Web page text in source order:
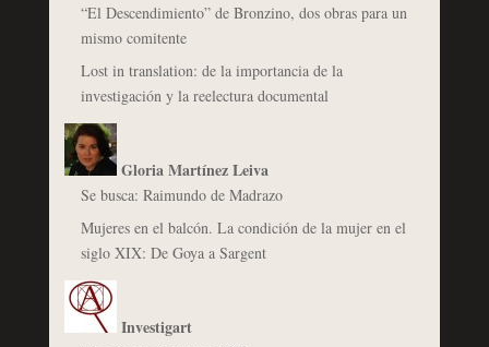
“El Descendimiento” de Bronzino, dos obras para un
mismo comitente
Lost in translation: de la importancia de la
investigación y la reelectura documental
Gloria Martínez Leiva
Se busca: Raimundo de Madrazo
Mujeres en el balcón. La condición de la mujer en el
siglo XIX: De Goya a Sargent
Investigart